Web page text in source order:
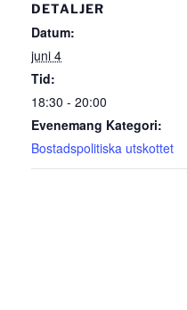
DETALJER
Datum:
juni 4
Tid:
18:30 - 20:00
Evenemang Kategori:
Bostadspolitiska utskottet